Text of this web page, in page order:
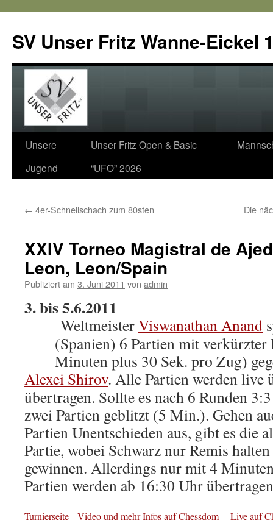
SV Unser Fritz Wanne-Eickel
Zum
Inhalt
Unsere
Jugend
Unser Fritz Open & Basic
“UFO” 2026
← 4er-Schnellschach zum 80sten Die
XXIV Torneo Magistral de
Leon, Leon/Spain
Publiziert am 3. Juni 2011 von admin
3. bis 5.6.2011
WeltmeisterViswanathan Anand
(Spanien) 6 Partien mit verkürzter
Minuten plus 30 Sek. pro Zug)
Alexei Shirov. Alle Partien werden live
übertragen. Sollte es nach 6 Runden
zwei Partien geblitzt (5 Min.). Gehen
Partien Unentschieden aus, gibt es die
Partie, wobei Schwarz nur Remis
gewinnen. Allerdings nur mit 4
Partien werden ab 16:30 Uhr
Turnierseite Video und mehr Infos auf Chessdom Live auf